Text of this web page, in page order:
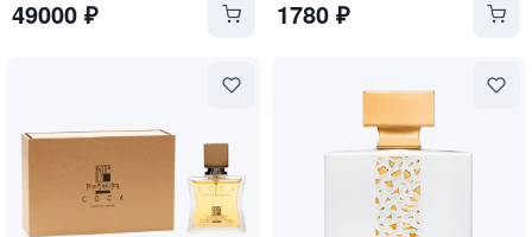
49000 ₽ 1780₽